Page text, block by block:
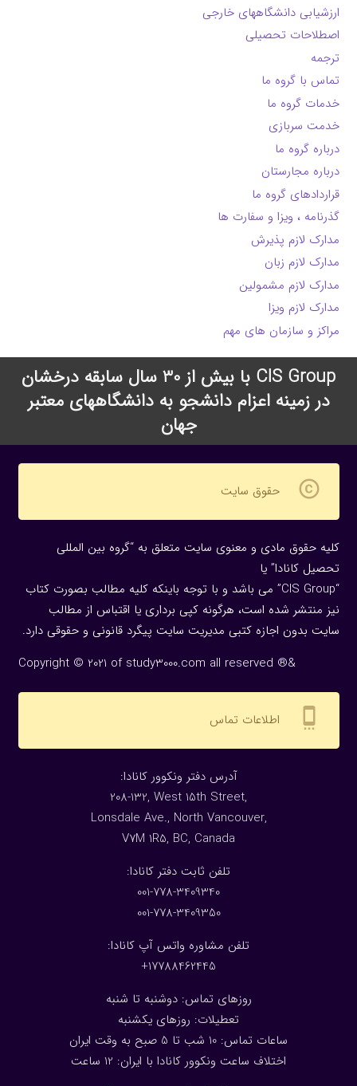
ارزشیابی دانشگاههای خارجی
اصطلاحات تحصیلی
ترجمه
تماس با گروه ما
خدمات گروه ما
خدمت سربازی
درباره گروه ما
درباره مجارستان
قراردادهای گروه ما
گذرنامه ، ویزا و سفارت ها
مدارک لازم پذیرش
مدارک لازم زبان
مدارک لازم مشمولین
مدارک لازم ویزا
مراکز و سازمان های مهم
CIS Group با بیش از 30 سال سابقه درخشان
در زمینه اعزام دانشجو به دانشگاههای معتبر
جهان
copyright حقوق سایت
کلیه حقوق مادی و معنوی سایت متعلق به “گروه بین المللی
تحصیل کانادا” یا
“CIS Group” می باشد و با توجه باینکه کلیه مطالب بصورت کتاب
نیز منتشر شده است، هرگونه كپی برداری یا اقتباس از مطالب
سایت بدون اجازه كتبی مدیریت سایت پیگرد قانونی و حقوقی دارد.
Copyright © 2021 of study3000.com all reserved ®&
settings_cell اطلاعات تماس
:آدرس دفتر ونکوور کانادا
208-132, West 15th Street,
Lonsdale Ave., North Vancouver,
V7M 1R5, BC, Canada
:تلفن ثابت دفتر کانادا
001-778-3409340
001-778-3409350
تلفن مشاوره واتس آپ کانادا:
17788462445+
روزهای تماس: دوشنبه تا شنبه
تعطیلات: روزهای یکشنبه
ساعات تماس: 10 شب تا 5 صبح به وقت ایران
اختلاف ساعت ونکوور کانادا با ایران: 1 2 ساعت